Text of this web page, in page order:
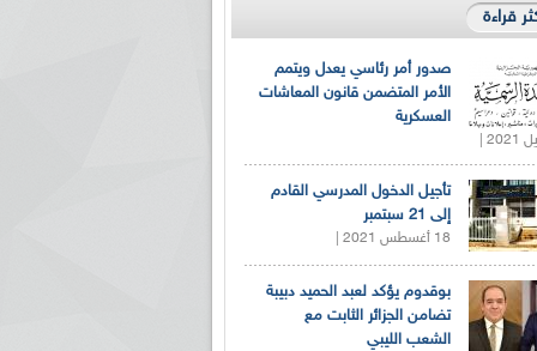
قراءة
صدور أمر رئاسي يعدل ويتمم
الأمر المتضمن قانون المعاشات
العسكرية
تأجيل الدخول المدرسي القادم
إلى 21 سبتمبر
18 أغسطس 2021 |
بوقدوم يؤكد لعبد الحميد دبيبة
تضامن الجزائر الثابت مع
الشعب الليبي